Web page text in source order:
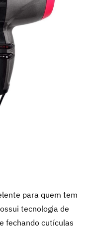
para quem tem
tecnologia de
fechando cutículas